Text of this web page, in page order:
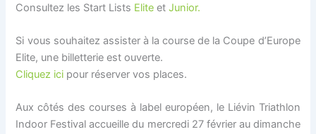
Consultez les Start Lists Elite etJunior.
Si vous souhaitez assister à la course de la Coupe d’Europe
Elite, une billetterie est ouverte.
Cliquez ici pour réserver vos places.
Aux côtés des courses à label européen, le Liévin Triathlon
Indoor Festival accueille du mercredi 27 février au dimanche